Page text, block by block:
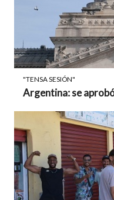
"TENSA SESIÓN"
Argentina: se